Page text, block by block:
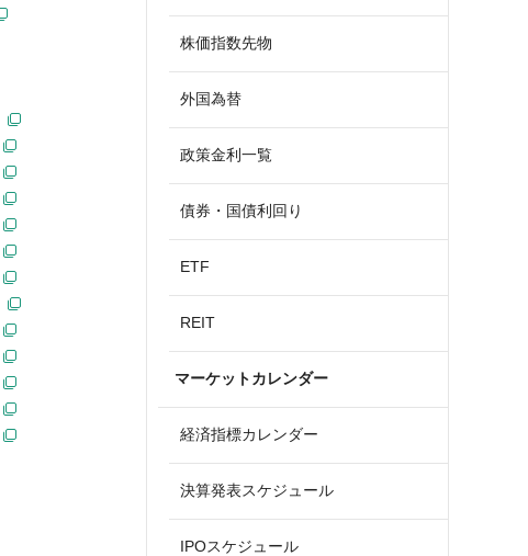
株価指数先物
外国為替
政策金利一覧
債券・国債利回り
ETF
REIT
マーケットカレンダー
経済指標カレンダー
決算発表スケジュール
IPOスケジュール